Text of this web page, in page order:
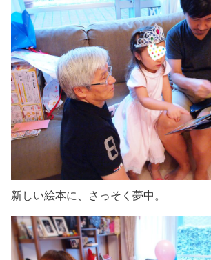
新しい絵本に、さっそく夢中。